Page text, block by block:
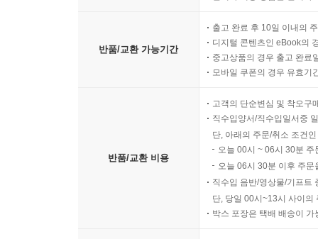
반품/교환 가능기간
출고 완료 후 10일 이내의
디지털 콘텐츠인 eBook의
중고상품의 경우 출고 완료
모바일 쿠폰의 경우 유효기
반품/교환 비용
고객의 단순변심 및 착오구
직수입양서/직수입일서중
단, 아래의 주문/취소 조건
오늘 00시 ~ 06시 30분
오늘 06시 30분 이후 주
직수입 음반/영상물/기프트
단, 당일 00시~13시 사이의
박스 포장은 택배 배송이